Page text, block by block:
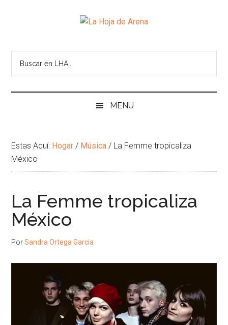
Lateral
paginaHoja
de
de
temas
MENU
Estas Aquí: Hogar / Música / La Femme tropicaliza
México
La Femme tropicaliza
México
PorSandra Ortega Garcia